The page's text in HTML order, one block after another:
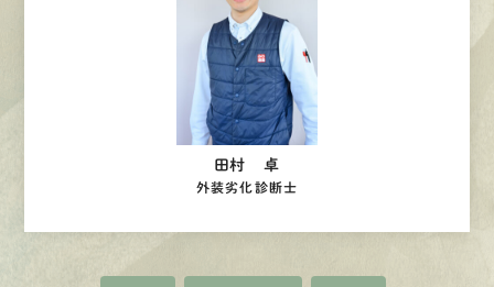
田村 卓
外装劣化診断士